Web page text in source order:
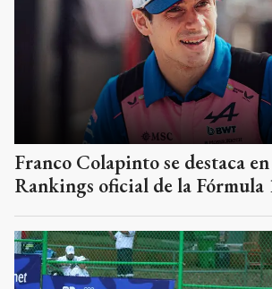
Franco Colapinto se destaca
Rankings oficial de la Fórmula